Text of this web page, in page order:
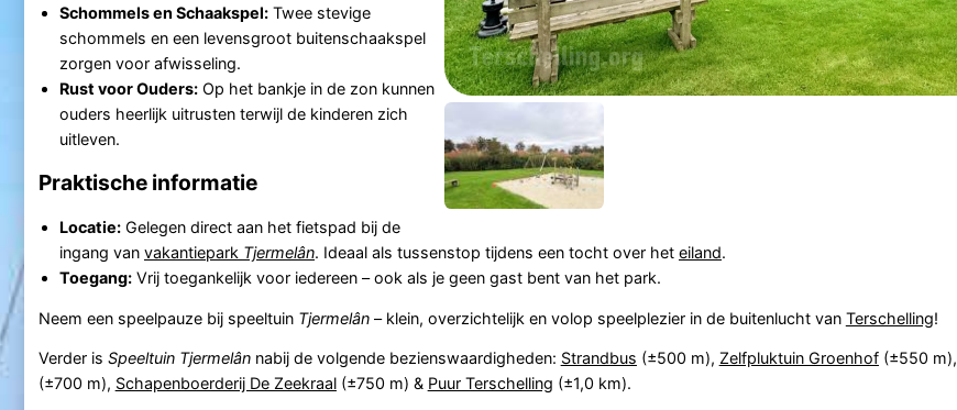
Schommels en Schaakspel:Twee stevige
schommels en een levensgroot buitenschaakspel
zorgen voor afwisseling.
Rust voor Ouders:Op het bankje in de zon kunnen
ouders heerlijk uitrusten terwijl de kinderen zich
uitleven.
Praktische informatie
Locatie:Gelegen direct aan het fietspad bij de
ingang van vakantiepark Tjermelân. Ideaal als tussenstop tijdens een tocht over het eiland.
Toegang:Vrij toegankelijk voor iedereen – ook als je geen gast bent van het park.
Neem een speelpauze bij speeltuin Tjermelân– klein, overzichtelijk en volop speelplezier in de buitenlucht van Terschelling!
Verder is Speeltuin Tjermelânnabij de volgende bezienswaardigheden: Strandbus (±500 m), Zelfpluktuin Groenhof(±550 m),
(±700 m), Schapenboerderij De Zeekraal(±750 m) & Puur Terschelling (±1,0 km).